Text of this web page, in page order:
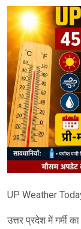
UP Weather
उत्तर प्रदेश में गर्मी